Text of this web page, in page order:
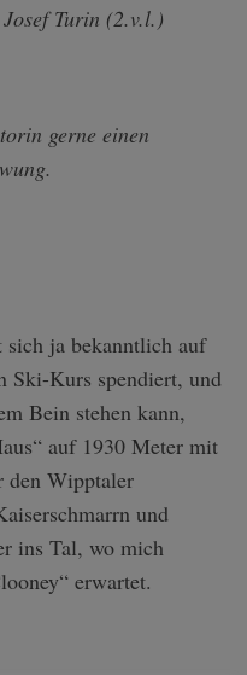
Turin (2.v.l.)
gerne einen
sich ja bekanntlich auf
Ski-Kurs spendiert, und
Bein stehen kann,
auf 1930 Meter mit
den Wipptaler
und
ins Tal, wo mich
erwartet.